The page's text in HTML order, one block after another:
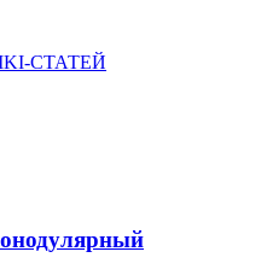
СТАТЕЙ